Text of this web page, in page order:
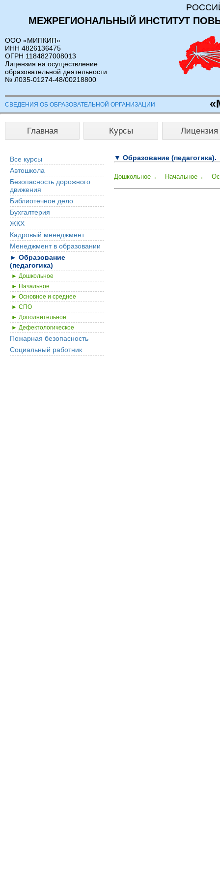
МЕЖРЕГИОНАЛЬНЫЙ ИНСТИТУТ
ООО «МИПКИП»
ИНН 4826136475
ОГРН 1184827008013
Лицензия на осуществление
образовательной деятельности
№ Л035-01274-48/00218800
СВЕДЕНИЯ ОБ ОБРАЗОВАТЕЛЬНОЙ ОРГАНИЗАЦИИ
Главная Курсы Лицензия
Все курсы
Автошкола
Безопасность дорожного
движения
Библиотечное дело
Бухгалтерия
ЖКХ
Кадровый менеджмент
Менеджмент в образовании
► Образование
(педагогика)
► Дошкольное
► Начальное
► Основное и среднее
► СПО
► Дополнительное
► Дефектологическое
Пожарная безопасность
Социальный работник
▼ Образование (педагогика).
Дошкольное→ Начальное→